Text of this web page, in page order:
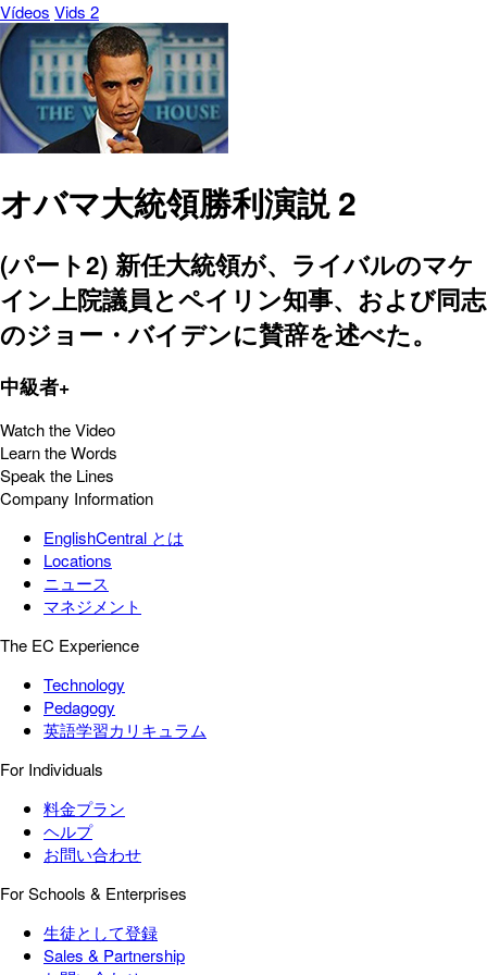
Vídeos Vids 2
オバマ大統領勝利演説 2
(パート2) 新任大統領が、ライバルのマケ
イン上院議員とペイリン知事、および同志
のジョー・バイデンに賛辞を述べた。
中級者+
Watch the Video
Learn the Words
Speak the Lines
Company Information
EnglishCentral とは
Locations
ニュース
マネジメント
The EC Experience
Technology
Pedagogy
英語学習カリキュラム
For Individuals
料金プラン
ヘルプ
お問い合わせ
For Schools & Enterprises
生徒として登録
Sales & Partnership